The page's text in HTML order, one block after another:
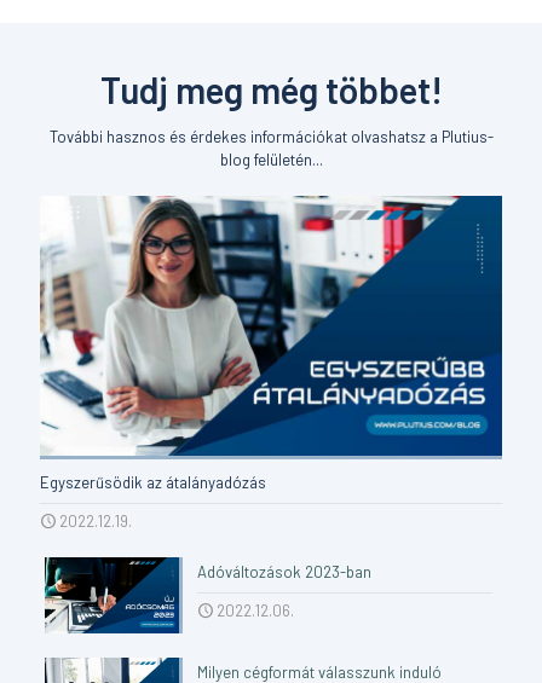
Tudj meg még többet!
További hasznos és érdekes információkat olvashatsz a Plutius-
blog felületén...
Egyszerűsödik az átalányadózás
2022.12.19.
Adóváltozások 2023-ban
2022.12.06.
Milyen cégformát válasszunk induló